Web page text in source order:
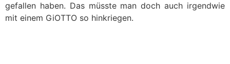
gefallen haben. Das müsste man doch auch irgendwie
mit einem GiOTTO so hinkriegen.